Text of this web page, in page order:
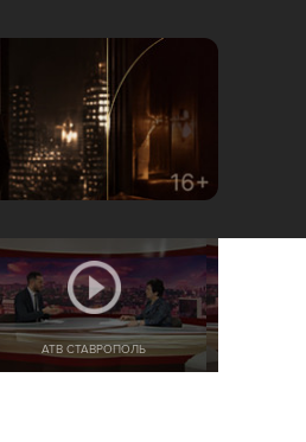
АТВ СТАВРОПОЛЬ